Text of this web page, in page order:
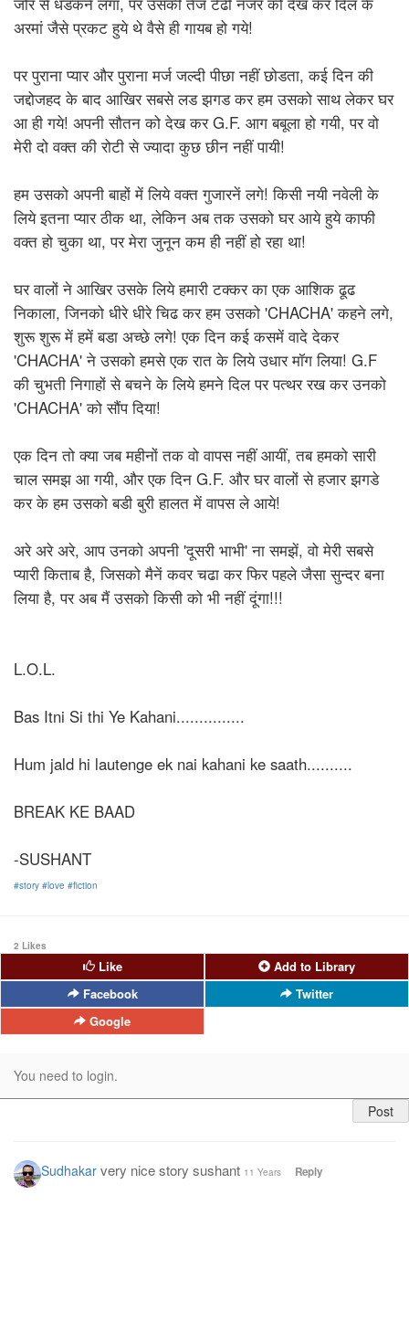
अरमां जैसे प्रकट हुये थे वैसे ही गायब हो गये!
पर पुराना प्यार और पुराना मर्ज जल्दी पीछा नहीं छोडता, कई दिन की
जद्दोजहद के बाद आखिर सबसे लड झगड कर हम उसको साथ लेकर घर
आ ही गये! अपनी सौतन को देख कर G.F. आग बबूला हो गयी, पर वो
मेरी दो वक्त की रोटी से ज्यादा कुछ छीन नहीं पायी!
हम उसको अपनी बाहों में लिये वक्त गुजारनें लगे! किसी नयी नवेली के
लिये इतना प्यार ठीक था, लेकिन अब तक उसको घर आये हुये काफी
वक्त हो चुका था, पर मेरा जुनून कम ही नहीं हो रहा था!
घर वालों ने आखिर उसके लिये हमारी टक्कर का एक आशिक ढूढ
निकाला, जिनको धीरे धीरे चिढ कर हम उसको 'CHACHA' कहने लगे,
शुरू शुरू में हमें बडा अच्छे लगे! एक दिन कई कसमें वादे देकर
'CHACHA' ने उसको हमसे एक रात के लिये उधार मॉग लिया! G.F
की चुभती निगाहों से बचने के लिये हमने दिल पर पत्थर रख कर उनको
'CHACHA' को सौंप दिया!
एक दिन तो क्या जब महीनों तक वो वापस नहीं आयीं, तब हमको सारी
चाल समझ आ गयी, और एक दिन G.F. और घर वालों से हजार झगडे
कर के हम उसको बडी बुरी हालत में वापस ले आये!
अरे अरे अरे, आप उनको अपनी 'दूसरी भाभी' ना समझें, वो मेरी सबसे
प्यारी किताब है, जिसको मैनें कवर चढा कर फिर पहले जैसा सुन्दर बना
लिया है, पर अब मैं उसको किसी को भी नहीं दूंगा!!!
L.O.L.
Bas Itni Si thi Ye Kahani...............
Hum jald hi lautenge ek nai kahani ke saath..........
BREAK KE BAAD
-SUSHANT
#story #love #fiction
2 Likes
Like
Add to Library
Facebook
Twitter
Google
Sudhakar very nice story sushant 11 Years Reply